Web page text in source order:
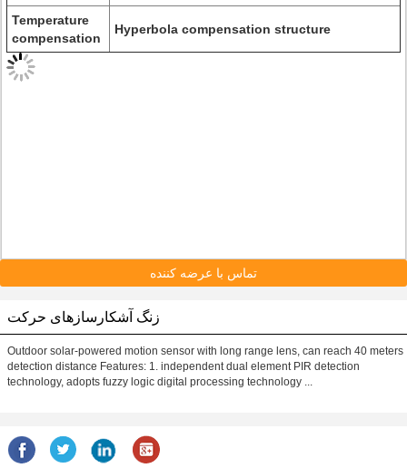
Temperature
compensation
Hyperbola compensation structure
تماس با عرضه کننده
زنگ آشکارسازهای حرکت
Outdoor solar-powered motion sensor with long range lens, can reach 40 meters
detection distance Features: 1. independent dual element PIR detection
technology, adopts fuzzy logic digital processing technology ...